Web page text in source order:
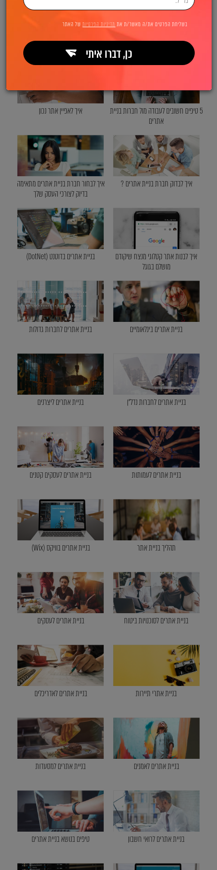
אפיון אתרים בניית אתרים לעורכי דין
5 טיפים חשובים לעבודה מול חברות בניית
אתרים
איך לאפיין אתר נכון
איך לבדוק חברת בניית אתרים ?
איך לבחור חברת בניית אתרים מתאימה
בדיוק לצורכי העסק שלך
איך לבנות אתר קטלוגי מנצח שיקודם
מושלם בגוגל
בניית אתרים בדוטנט (DotNet)
בניית אתרים בינלאומיים בניית אתרים לחברות גדולות
בניית אתרים לחברות נדל"ן בניית אתרים ליצרנים
בניית אתרים לעמותות בניית אתרים לעסקים קטנים
תהליך בניית אתר בניית אתרים בוויקס (Wix)
בניית אתרים לסוכנויות ביטוח בניית אתרים לעסקים
בניית אתרי תיירות בניית אתרים לאדריכלים
בניית אתרים לאמנים בניית אתרים למסעדות
בניית אתרים לרואי חשבון טיפים בנושא בניית אתרים
בשליחת הפרטים את/ה מאשר/ת את מדיניות הפרטיותשל האתר
כן, דברו איתי